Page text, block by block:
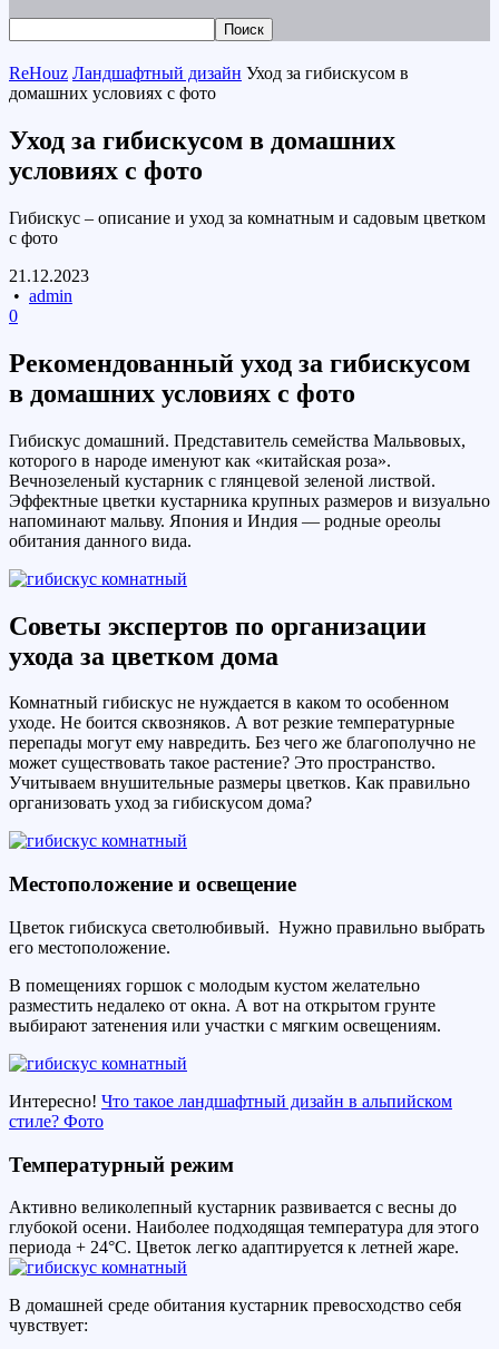
ReHouz Ландшафтный дизайн Уход за гибискусом в
домашних условиях с фото
Уход за гибискусом в домашних
условиях с фото
Гибискус – описание и уход за комнатным и садовым цветком
с фото
21.12.2023
• admin
0
Рекомендованный уход за гибискусом
в домашних условиях с фото
Гибискус домашний. Представитель семейства Мальвовых,
которого в народе именуют как «китайская роза».
Вечнозеленый кустарник с глянцевой зеленой листвой.
Эффектные цветки кустарника крупных размеров и визуально
напоминают мальву. Япония и Индия — родные ореолы
обитания данного вида.
Советы экспертов по организации
ухода за цветком дома
Комнатный гибискус не нуждается в каком то особенном
уходе. Не боится сквозняков. А вот резкие температурные
перепады могут ему навредить. Без чего же благополучно не
может существовать такое растение? Это пространство.
Учитываем внушительные размеры цветков. Как правильно
организовать уход за гибискусом дома?
Местоположение и освещение
Цветок гибискуса светолюбивый. Нужно правильно выбрать
его местоположение.
В помещениях горшок с молодым кустом желательно
разместить недалеко от окна. А вот на открытом грунте
выбирают затенения или участки с мягким освещениям.
Интересно! Что такое ландшафтный дизайн в альпийском
стиле? Фото
Температурный режим
Активно великолепный кустарник развивается с весны до
глубокой осени. Наиболее подходящая температура для этого
периода + 24°С. Цветок легко адаптируется к летней жаре.
В домашней среде обитания кустарник превосходство себя
чувствует: